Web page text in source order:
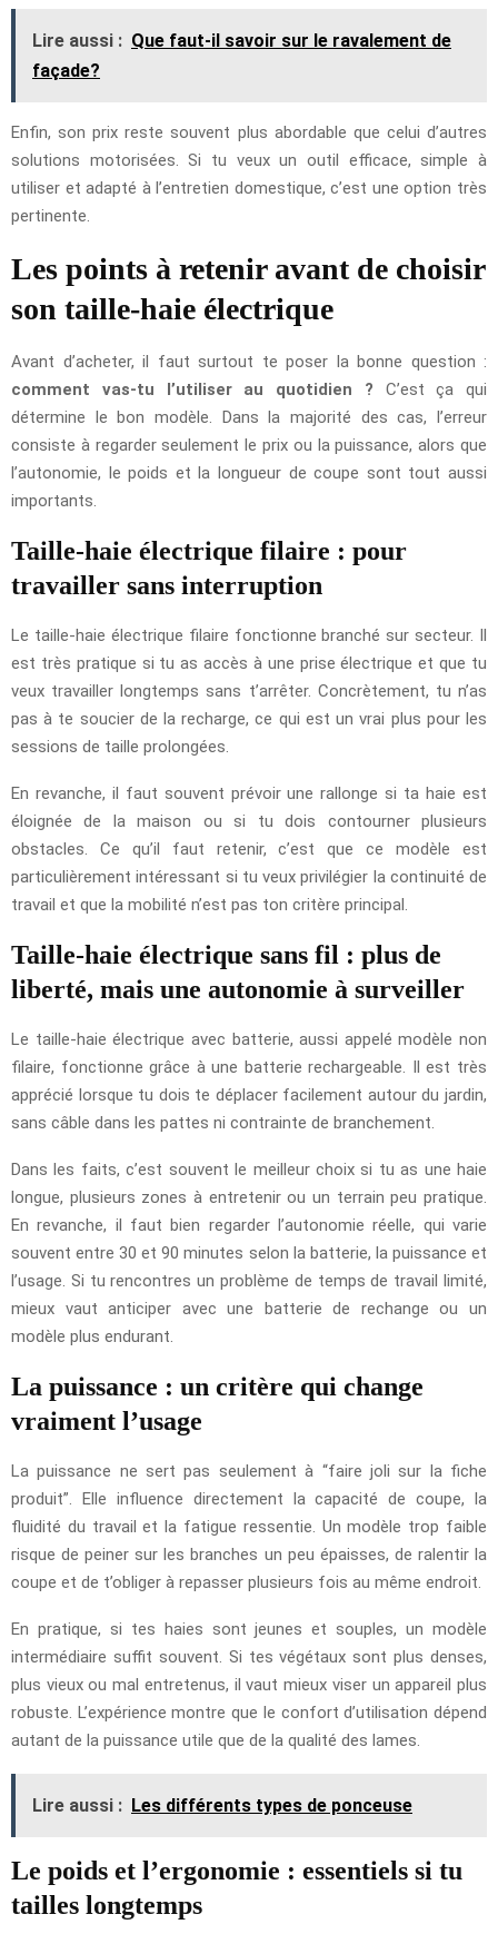
Lire aussi : Que faut-il savoir sur le ravalement de
façade?
Enfin, son prix reste souvent plus abordable que celui d’autres
solutions motorisées. Si tu veux un outil efficace, simple à
utiliser et adapté à l’entretien domestique, c’est une option très
pertinente.
Les points à retenir avant de choisir
son taille-haie électrique
Avant d’acheter, il faut surtout te poser la bonne question :
comment vas-tu l’utiliser au quotidien ? C’est ça qui
détermine le bon modèle. Dans la majorité des cas, l’erreur
consiste à regarder seulement le prix ou la puissance, alors que
l’autonomie, le poids et la longueur de coupe sont tout aussi
importants.
Taille-haie électrique filaire : pour
travailler sans interruption
Le taille-haie électrique filaire fonctionne branché sur secteur. Il
est très pratique si tu as accès à une prise électrique et que tu
veux travailler longtemps sans t’arrêter. Concrètement, tu n’as
pas à te soucier de la recharge, ce qui est un vrai plus pour les
sessions de taille prolongées.
En revanche, il faut souvent prévoir une rallonge si ta haie est
éloignée de la maison ou si tu dois contourner plusieurs
obstacles. Ce qu’il faut retenir, c’est que ce modèle est
particulièrement intéressant si tu veux privilégier la continuité de
travail et que la mobilité n’est pas ton critère principal.
Taille-haie électrique sans fil : plus de
liberté, mais une autonomie à surveiller
Le taille-haie électrique avec batterie, aussi appelé modèle non
filaire, fonctionne grâce à une batterie rechargeable. Il est très
apprécié lorsque tu dois te déplacer facilement autour du jardin,
sans câble dans les pattes ni contrainte de branchement.
Dans les faits, c’est souvent le meilleur choix si tu as une haie
longue, plusieurs zones à entretenir ou un terrain peu pratique.
En revanche, il faut bien regarder l’autonomie réelle, qui varie
souvent entre 30 et 90 minutes selon la batterie, la puissance et
l’usage. Si tu rencontres un problème de temps de travail limité,
mieux vaut anticiper avec une batterie de rechange ou un
modèle plus endurant.
La puissance : un critère qui change
vraiment l’usage
La puissance ne sert pas seulement à “faire joli sur la fiche
produit”. Elle influence directement la capacité de coupe, la
fluidité du travail et la fatigue ressentie. Un modèle trop faible
risque de peiner sur les branches un peu épaisses, de ralentir la
coupe et de t’obliger à repasser plusieurs fois au même endroit.
En pratique, si tes haies sont jeunes et souples, un modèle
intermédiaire suffit souvent. Si tes végétaux sont plus denses,
plus vieux ou mal entretenus, il vaut mieux viser un appareil plus
robuste. L’expérience montre que le confort d’utilisation dépend
autant de la puissance utile que de la qualité des lames.
Lire aussi : Les différents types de ponceuse
Le poids et l’ergonomie : essentiels si tu
tailles longtemps